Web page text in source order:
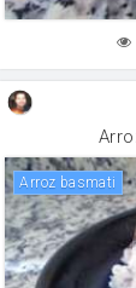
Arroz basmati